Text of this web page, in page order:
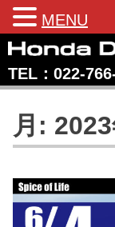
Skip
content
Honda Dream 仙台
宮城県仙台市のホ
TEL：
月: 2023
MENU